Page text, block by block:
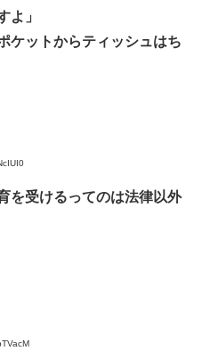
よ」
ケットからティッシュはち
を受けるってのは法律以外